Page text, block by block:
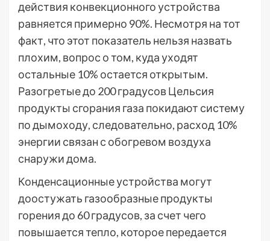
действия конвекционного устройства
равняется примерно 90%. Несмотря на тот
факт, что этот показатель нельзя назвать
плохим, вопрос о том, куда уходят
остальные 10% остается открытым.
Разогретые до 200 градусов Цельсия
продукты сгорания газа покидают систему
по дымоходу, следовательно, расход 10%
энергии связан с обогревом воздуха
снаружи дома.
Конденсационные устройства могут
доостужать газообразные продукты
горения до 60 градусов, за счет чего
повышается тепло, которое передается